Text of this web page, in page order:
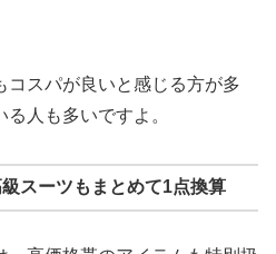
コスパが良いと感じる方が多
人も多いですよ。
スーツもまとめて1点換算